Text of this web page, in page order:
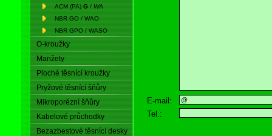
ACM (PA) G / WA
NBR GO / WAO
NBR GPO / WASO
O-kroužky
Manžety
Ploché těsnící kroužky
Pryžové těsnící šňůry
Mikroporézní šňůry
Kabelové průchodky
Bezazbestové těsnící desky
E-mail:
Tel.: